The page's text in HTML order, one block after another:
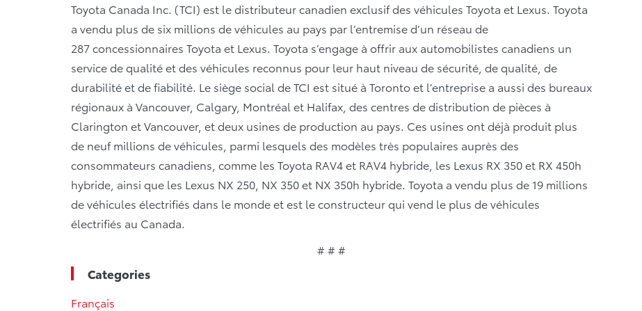
Toyota Canada Inc. (TCI) est le distributeur canadien exclusif des véhicules Toyota et Lexus. Toyota
a vendu plus de six millions de véhicules au pays par l’entremise d’un réseau de
287 concessionnaires Toyota et Lexus. Toyota s’engage à offrir aux automobilistes canadiens un
service de qualité et des véhicules reconnus pour leur haut niveau de sécurité, de qualité, de
durabilité et de fiabilité. Le siège social de TCI est situé à Toronto et l’entreprise a aussi des bureaux
régionaux à Vancouver, Calgary, Montréal et Halifax, des centres de distribution de pièces à
Clarington et Vancouver, et deux usines de production au pays. Ces usines ont déjà produit plus
de neuf millions de véhicules, parmi lesquels des modèles très populaires auprès des
consommateurs canadiens, comme les Toyota RAV4 et RAV4 hybride, les Lexus RX 350 et RX 450h
hybride, ainsi que les Lexus NX 250, NX 350 et NX 350h hybride. Toyota a vendu plus de 19 millions
de véhicules électrifiés dans le monde et est le constructeur qui vend le plus de véhicules
électrifiés au Canada.
# # #
Categories
Français